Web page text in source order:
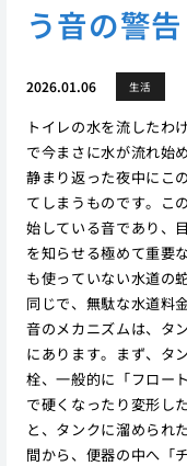
う音の警告
2026.01.06 生活
トイレの水を流したわ
で今まさに水が流れ始
静まり返った夜中にこ
てしまうものです。こ
始している音であり、
を知らせる極めて重要
も使っていない水道の
同じで、無駄な水道料
音のメカニズムは、タ
にあります。まず、タ
栓、一般的に「フロー
で硬くなったり変形し
と、タンクに溜められ
間から、便器の中へ「